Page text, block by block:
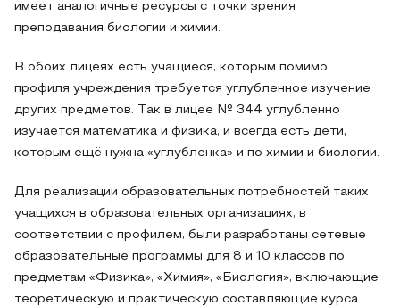
имеет аналогичные ресурсы с точки зрения
преподавания биологии и химии.
В обоих лицеях есть учащиеся, которым помимо
профиля учреждения требуется углубленное изучение
других предметов. Так в лицее № 344 углубленно
изучается математика и физика, и всегда есть дети,
которым ещё нужна «углубленка» и по химии и биологии.
Для реализации образовательных потребностей таких
учащихся в образовательных организациях, в
соответствии с профилем, были разработаны сетевые
образовательные программы для 8 и 10 классов по
предметам «Физика», «Химия», «Биология», включающие
теоретическую и практическую составляющие курса.